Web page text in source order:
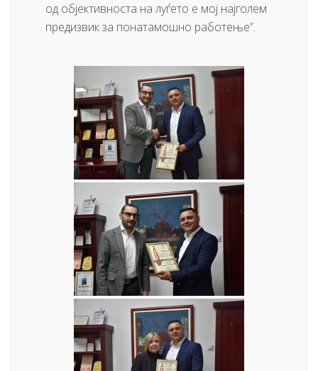
од објективноста на луѓето е мој најголем
предизвик за понатамошно работење”.